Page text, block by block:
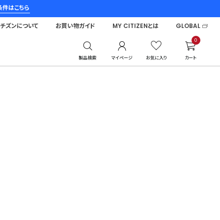
はこちら
製品検索 マイページ お気に入り
0
カート
ズンについて お買い物ガイド MY CITIZENとは GLOBAL